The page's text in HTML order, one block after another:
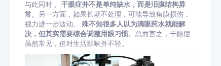
与此同时， 干眼症并不是单纯缺水，而是泪膜结构异
常。另一方面，如果长期不处理，可能导致角膜损伤，
视力进一步波动。 殊不知很多人以为滴眼药水就能解
决，但其实需要综合调整用眼习惯。总而言之，干眼症
虽然常见，但对生活影响并不轻。